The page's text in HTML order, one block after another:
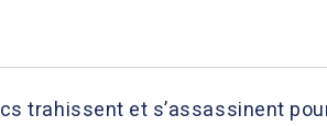
trahissent et s’assassinent